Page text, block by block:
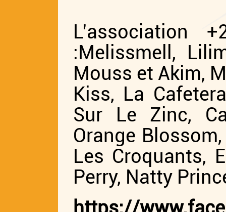
L’association
:Melissmell,
Mouss et Akim,
Kiss, La
Sur Le Zinc,
Orange
Les Croquants,
Perry, Natty